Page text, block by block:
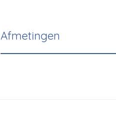
Afmetingen